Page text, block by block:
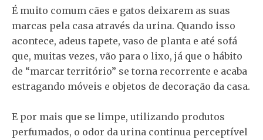
É muito comum cães e gatos deixarem as suas
marcas pela casa através da urina. Quando isso
acontece, adeus tapete, vaso de planta e até sofá
que, muitas vezes, vão para o lixo, já que o hábito
de “marcar território” se torna recorrente e acaba
estragando móveis e objetos de decoração da casa.
E por mais que se limpe, utilizando produtos
perfumados, o odor da urina continua perceptível